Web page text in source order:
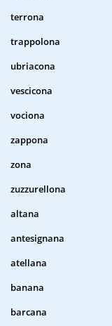
terrona
trappolona
ubriacona
vescicona
vociona
zappona
zona
zuzzurellona
altana
antesignana
atellana
banana
barcana